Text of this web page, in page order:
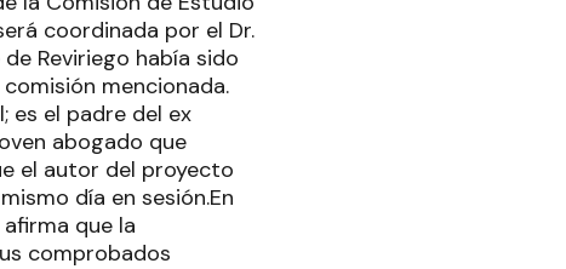
coordinada por el Dr.
Reviriego había sido
mencionada.
es el padre del ex
abogado que
el autor del proyecto
día en sesión.En
que la
comprobados